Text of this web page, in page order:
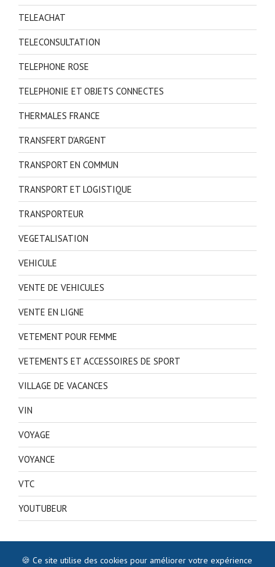
TELEACHAT
TELECONSULTATION
TELEPHONE ROSE
TELEPHONIE ET OBJETS CONNECTES
THERMALES FRANCE
TRANSFERT D'ARGENT
TRANSPORT EN COMMUN
TRANSPORT ET LOGISTIQUE
TRANSPORTEUR
VEGETALISATION
VEHICULE
VENTE DE VEHICULES
VENTE EN LIGNE
VETEMENT POUR FEMME
VETEMENTS ET ACCESSOIRES DE SPORT
VILLAGE DE VACANCES
VIN
VOYAGE
VOYANCE
VTC
YOUTUBEUR
🍪 Ce site utilise des cookies pour améliorer votre expérience